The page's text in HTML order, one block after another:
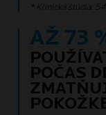
* Klinická štúdia:
AŽ 73
POČAS